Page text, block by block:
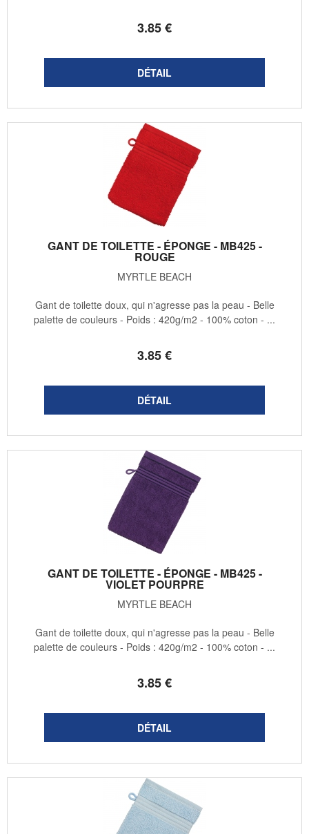
3.85€
GANT DE TOILETTE - ÉPONGE - MB425 -
ROUGE
MYRTLE BEACH
3.85€
Gant de toilette doux, qui n'agresse pas la peau - Belle
palette de couleurs - Poids : 420g/m2 - 100% coton - ...
GANT DE TOILETTE - ÉPONGE - MB425 -
VIOLET POURPRE
MYRTLE BEACH
3.85€
Gant de toilette doux, qui n'agresse pas la peau - Belle
palette de couleurs - Poids : 420g/m2 - 100% coton - ...